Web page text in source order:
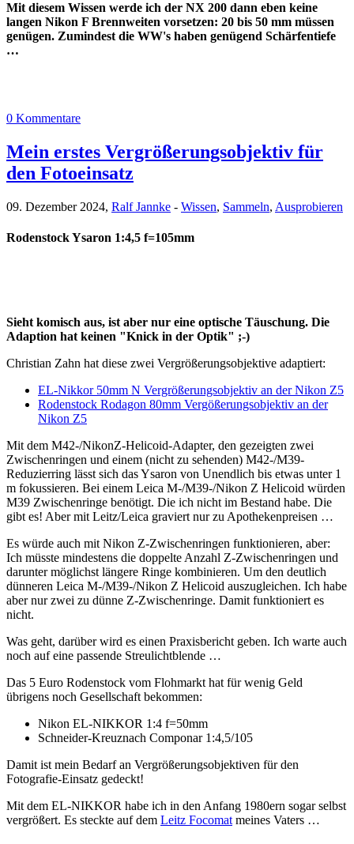
Mit diesem Wissen werde ich der NX 200 dann eben keine
langen Nikon F Brennweiten vorsetzen: 20 bis 50 mm müssen
genügen. Zumindest die WW's haben genügend Schärfentiefe
…
0 Kommentare
Mein erstes Vergrößerungsobjektiv für
den Fotoeinsatz
09. Dezember 2024, Ralf Jannke - Wissen, Sammeln, Ausprobieren
Rodenstock Ysaron 1:4,5 f=105mm
Sieht komisch aus, ist aber nur eine optische Täuschung. Die
Adaption hat keinen "Knick in der Optik" ;-)
Christian Zahn hat diese zwei Vergrößerungsobjektive adaptiert:
EL-Nikkor 50mm N Vergrößerungsobjektiv an der Nikon Z5
Rodenstock Rodagon 80mm Vergößerungsobjektiv an der
Nikon Z5
Mit dem M42-/NikonZ-Helicoid-Adapter, den gezeigten zwei
Zwischenringen und einem (nicht zu sehenden) M42-/M39-
Reduzierring lässt sich das Ysaron von Unendlich bis etwas unter 1
m fokussieren. Bei einem Leica M-/M39-/Nikon Z Helicoid würden
M39 Zwischenringe benötigt. Die ich nicht im Bestand habe. Die
gibt es! Aber mit Leitz/Leica graviert nur zu Apothekenpreisen …
Es würde auch mit Nikon Z-Zwischenringen funktionieren, aber:
Ich müsste mindestens die doppelte Anzahl Z-Zwischenringen und
darunter möglichst längere Ringe kombinieren. Um den deutlich
dünneren Leica M-/M39-/Nikon Z Helicoid auszugleichen. Ich habe
aber nur zwei zu dünne Z-Zwischenringe. Damit funktioniert es
nicht.
Was geht, darüber wird es einen Praxisbericht geben. Ich warte auch
noch auf eine passende Streulichtblende …
Das 5 Euro Rodenstock vom Flohmarkt hat für wenig Geld
übrigens noch Gesellschaft bekommen:
Nikon EL-NIKKOR 1:4 f=50mm
Schneider-Kreuznach Componar 1:4,5/105
Damit ist mein Bedarf an Vergrößerungsobjektiven für den
Fotografie-Einsatz gedeckt!
Mit dem EL-NIKKOR habe ich in den Anfang 1980ern sogar selbst
vergrößert. Es steckte auf dem Leitz Focomatmeines Vaters …